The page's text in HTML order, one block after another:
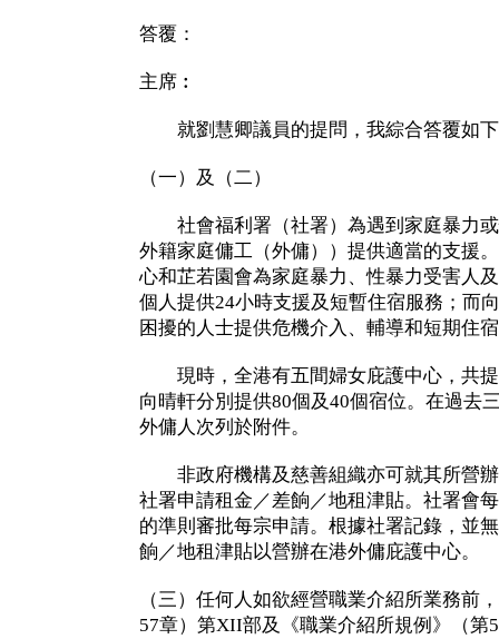
答覆：
主席︰
就劉慧卿議員的提問，我綜合答覆如
（一）及（二）
社會福利署（社署）為遇到家庭暴力或
外籍家庭傭工（外傭））提供適當的支援
心和芷若園會為家庭暴力、性暴力受害人
個人提供24小時支援及短暫住宿服務；而
困擾的人士提供危機介入、輔導和短期住
現時，全港有五間婦女庇護中心，共提
向晴軒分別提供80個及40個宿位。在過去
外傭人次列於附件。
非政府機構及慈善組織亦可就其所營辦
社署申請租金／差餉／地租津貼。社署會
的準則審批每宗申請。根據社署記錄，並
餉／地租津貼以營辦在港外傭庇護中心。
（三）任何人如欲經營職業介紹所業務前
57章）第XII部及《職業介紹所規例》（第